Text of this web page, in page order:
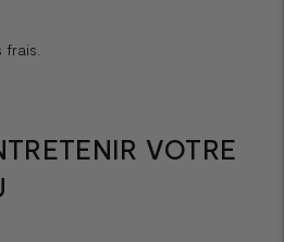
frais.
VOTRE